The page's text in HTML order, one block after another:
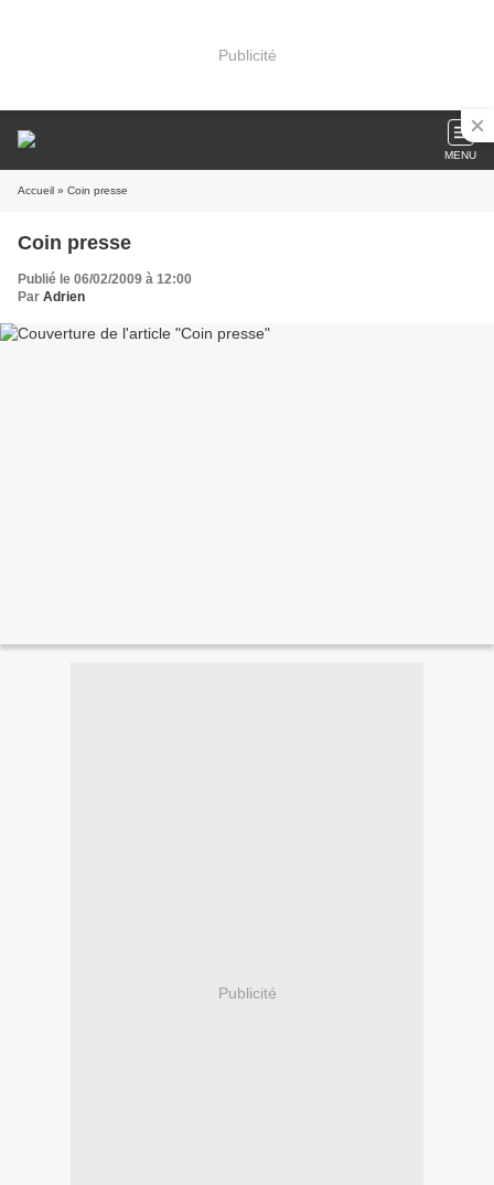
Publicité
MENU
Accueil » Coin presse
Coin presse
Publié le 06/02/2009 à 12:00
Par Adrien
Publicité